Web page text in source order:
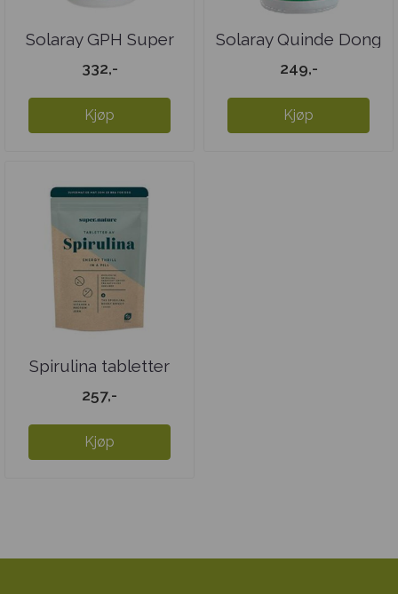
Solaray GPH Super
Rosenrot
332,-
Kjøp
Solaray Quinde Dong
Quai
249,-
Kjøp
Spirulina tabletter
257,-
Kjøp